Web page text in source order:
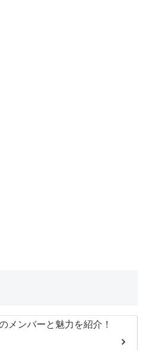
メンバーと魅力を紹介！